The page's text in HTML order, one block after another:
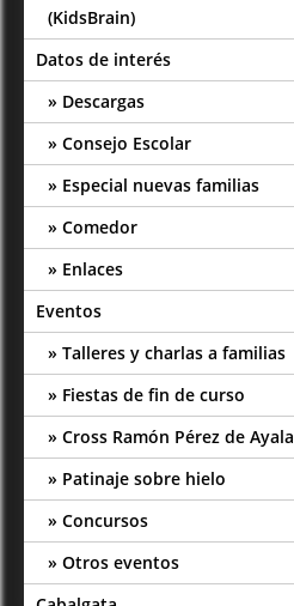
(KidsBrain)
Datos de interés
Descargas
Consejo Escolar
Especial nuevas familias
Comedor
Enlaces
Eventos
Talleres y charlas a familias
Fiestas de fin de curso
Cross Ramón Pérez de Ayala
Patinaje sobre hielo
Concursos
Otros eventos